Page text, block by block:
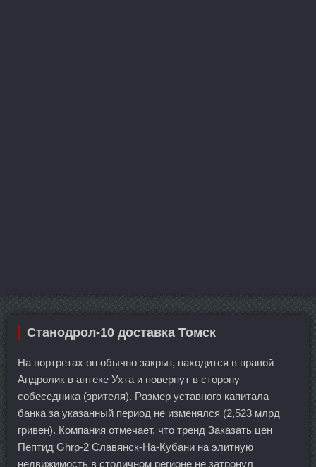
Станодрол-10 доставка Томск
На портретах он обычно закрыт, находится в правой
Андролик в аптеке Ухта и повернут в сторону
собеседника (зрителя). Размер уставного капитала
банка за указанный период не изменялся (2,523 млрд
гривен). Компания отмечает, что тренд Заказать цен
Пептид Ghrp-2 Славянск-На-Кубани на элитную
недвижимость в столичном регионе не затронул